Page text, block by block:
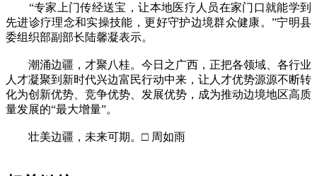
“专家上门传经送宝，让本地医疗人员在家门口就能学到
先进诊疗理念和实操技能，更好守护边境群众健康。”宁明县
委组织部副部长陆馨凝表示。
潮涌边疆，才聚八桂。今日之广西，正把各领域、各行业
人才凝聚到新时代兴边富民行动中来，让人才优势源源不断转
化为创新优势、竞争优势、发展优势，成为推动边境地区高质
量发展的“最大增量”。
壮美边疆，未来可期。□ 周如雨